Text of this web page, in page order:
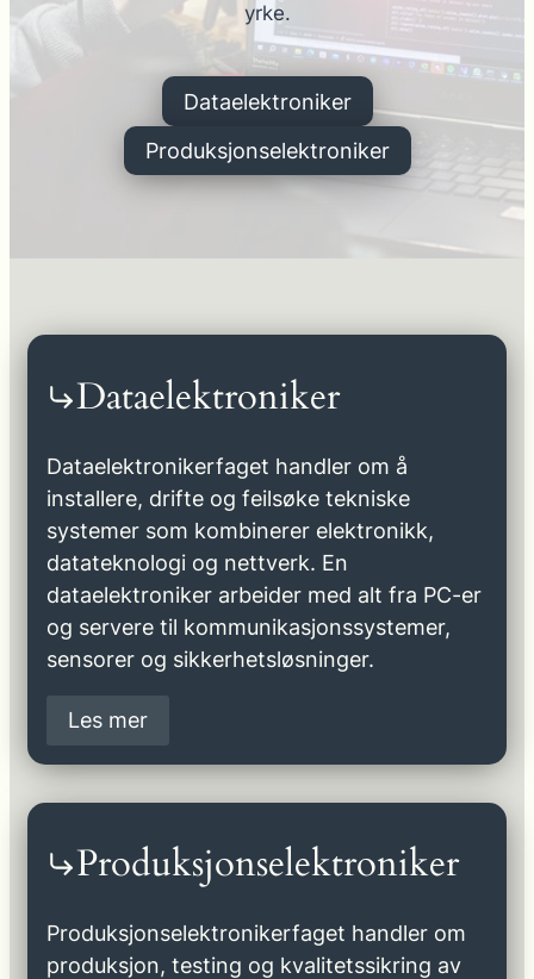
yrke.
Dataelektroniker
Produksjonselektroniker
Dataelektroniker
Dataelektronikerfaget handler om å
installere, drifte og feilsøke tekniske
systemer som kombinerer elektronikk,
datateknologi og nettverk. En
dataelektroniker arbeider med alt fra PC-er
og servere til kommunikasjonssystemer,
sensorer og sikkerhetsløsninger.
Les mer
Produksjonselektroniker
Produksjonselektronikerfaget handler om
produksjon, testing og kvalitetssikring av